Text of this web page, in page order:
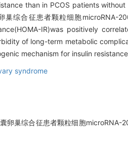
than in PCOS patients
综合征患者颗粒细胞microRNA-
IR)was positively
of long-term metabolic
mechanism for insulin
syndrome
卵巢综合征患者颗粒细胞